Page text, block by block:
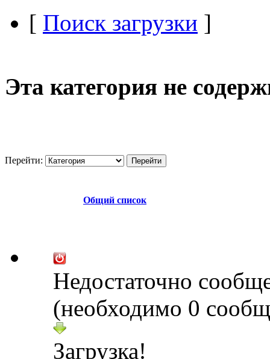
[ Поиск загрузки ]
Эта категория не
Перейти:
Общий список
Недостаточно
(необходимо 0
Загрузка!